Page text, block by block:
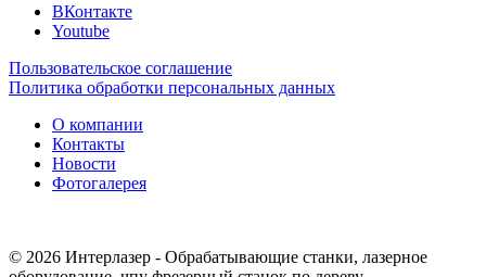
ВКонтакте
Youtube
Пользовательское соглашение
Политика обработки персональных данных
О компании
Контакты
Новости
Фотогалерея
© 2026 Интерлазер - Обрабатывающие станки, лазерное